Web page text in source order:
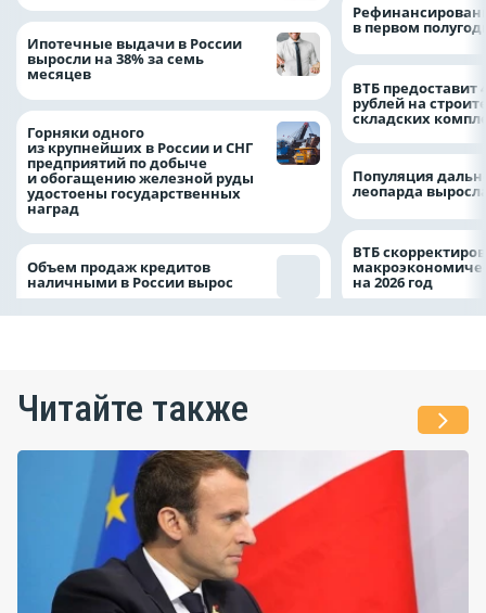
Ипотечные выдачи в России
выросли на 38% за семь
месяцев
Горняки одного
из крупнейших в России и СНГ
предприятий по добыче
и обогащению железной руды
удостоены государственных
наград
Объем продаж кредитов
наличными в России вырос
в первом
ВТБ предоставит
рублей на
складских
Популяция
леопарда
ВТБ
на 2026 год
Читайте также